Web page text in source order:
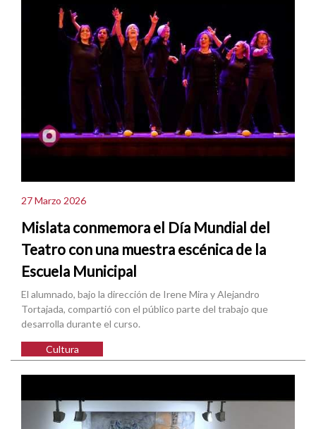
27 Marzo 2026
Mislata conmemora el Día Mundial del
Teatro con una muestra escénica de la
Escuela Municipal
El alumnado, bajo la dirección de Irene Mira y Alejandro
Tortajada, compartió con el público parte del trabajo que
desarrolla durante el curso.
Cultura